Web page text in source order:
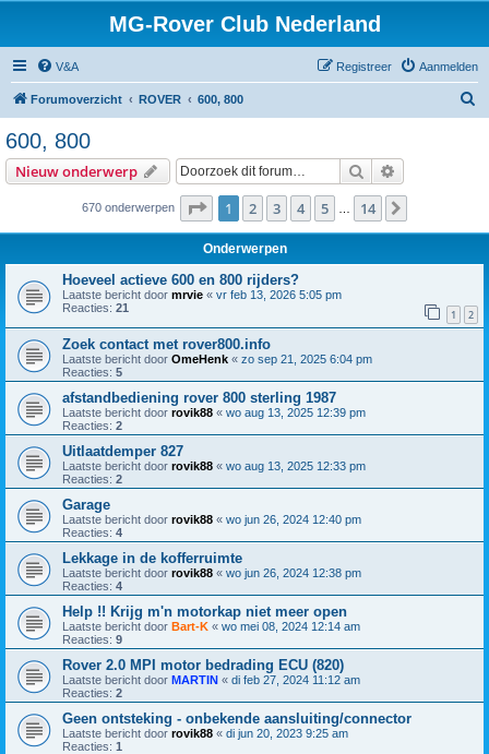
MG-Rover Club Nederland
V&A Aanmelden
Registreer
Forumoverzicht ROVER 600, 800
600, 800
Nieuw onderwerp Zoek
670 onderwerpen Pagina van 14
1 2 3 4 5 14
Onderwerpen
Hoeveel actieve 600 en 800 rijders?
Laatste bericht door mrvie « vr feb 13, 2026 5:05 pm
Reacties: 21 1 2
Zoek contact met rover800.info
Laatste bericht door OmeHenk « zo sep 21, 2025 6:04 pm
Reacties: 5
afstandbediening rover 800 sterling 1987
Laatste bericht door rovik88 « wo aug 13, 2025 12:39 pm
Reacties: 2
Uitlaatdemper 827
Laatste bericht door rovik88 « wo aug 13, 2025 12:33 pm
Reacties: 2
Garage
Laatste bericht door rovik88 « wo jun 26, 2024 12:40 pm
Reacties: 4
Lekkage in de kofferruimte
Laatste bericht door rovik88 « wo jun 26, 2024 12:38 pm
Reacties: 4
Help !! Krijg m'n motorkap niet meer open
Laatste bericht door Bart-K « wo mei 08, 2024 12:14 am
Reacties: 9
Rover 2.0 MPI motor bedrading ECU (820)
Laatste bericht door MARTIN « di feb 27, 2024 11:12 am
Reacties: 2
Geen ontsteking - onbekende aansluiting/connector
Laatste bericht door rovik88 « di jun 20, 2023 9:25 am
Reacties: 1